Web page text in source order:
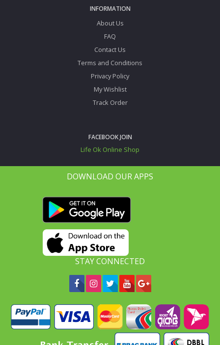
INFORMATION
About Us
FAQ
Contact Us
Terms and Conditions
Privacy Policy
My Wishlist
Track Order
FACEBOOK JOIN
Life Ok Online Shop
DOWNLOAD OUR APPS
STAY CONNECTED